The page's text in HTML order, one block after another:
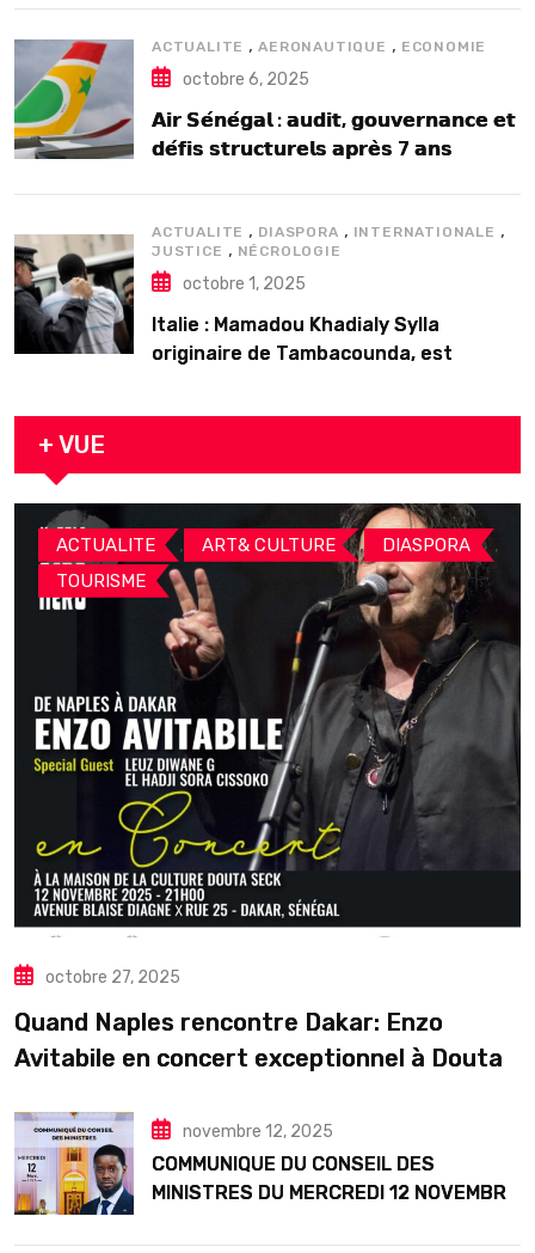
ACTUALITE ,AERONAUTIQUE , ECONOMIE
octobre 6, 2025
𝗔𝗶𝗿 𝗦𝗲́𝗻𝗲́𝗴𝗮𝗹 : 𝗮𝘂𝗱𝗶𝘁, 𝗴𝗼𝘂𝘃𝗲𝗿𝗻𝗮𝗻𝗰𝗲 𝗲𝘁
𝗱𝗲́𝗳𝗶𝘀 𝘀𝘁𝗿𝘂𝗰𝘁𝘂𝗿𝗲𝗹𝘀 𝗮𝗽𝗿𝗲̀𝘀 7 𝗮𝗻𝘀
ACTUALITE , DIASPORA , INTERNATIONALE ,
JUSTICE , NÉCROLOGIE
octobre 1, 2025
Italie : Mamadou Khadialy Sylla
originaire de Tambacounda, est
arrestation
+ VUE
ACTUALITE , ART& CULTURE , DIASPORA ,
TOURISME
octobre 27, 2025
Quand Naples rencontre Dakar: Enzo
Avitabile en concert exceptionnel à Douta
novembre 12, 2025
COMMUNIQUE DU CONSEIL DES
MINISTRES DU MERCREDI 12 NOVEMBRE